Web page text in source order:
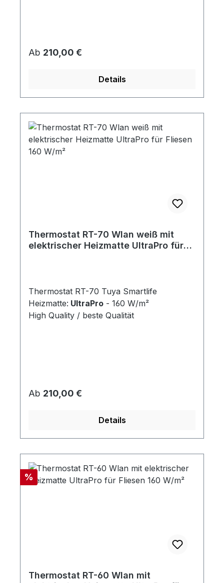
Regulärer Preis:
Ab 210,00 €
Details
Thermostat RT-70 Wlan weiß mit
elektrischer Heizmatte UltraPro für
Thermostat RT-70 Tuya Smartlife
Heizmatte: UltraPro - 160 W/m²
High Quality / beste Qualität
Regulärer Preis:
Ab 210,00 €
Details
Rabatt
%
Thermostat RT-60 Wlan mit